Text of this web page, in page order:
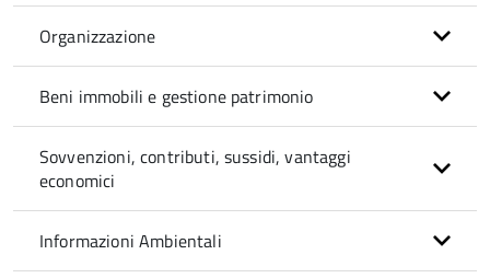
Organizzazione
Beni immobili e gestione patrimonio
Sovvenzioni, contributi, sussidi, vantaggi
economici
Informazioni Ambientali